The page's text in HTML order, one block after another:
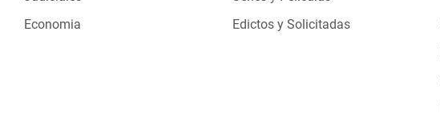
Economia
Edictos y Solicitadas